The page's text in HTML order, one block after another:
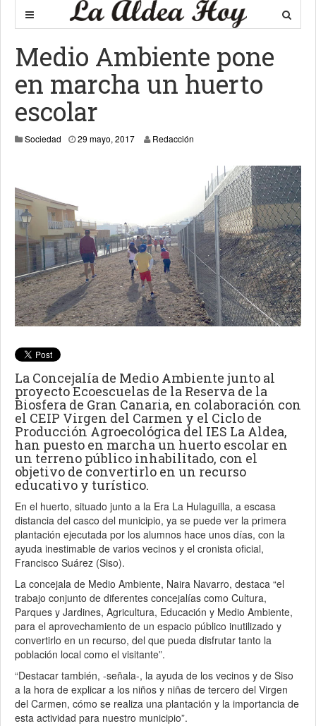
Medio Ambiente pone
en marcha un huerto
escolar
Sociedad 29 mayo, 2017 Redacción
La Concejalía de Medio Ambiente junto al
proyecto Ecoescuelas de la Reserva de la
Biosfera de Gran Canaria, en colaboración con
el CEIP Virgen del Carmen y el Ciclo de
Producción Agroecológica del IES La Aldea,
han puesto en marcha un huerto escolar en
un terreno público inhabilitado, con el
objetivo de convertirlo en un recurso
educativo y turístico.
En el huerto, situado junto a la Era La Hulaguilla, a escasa
distancia del casco del municipio, ya se puede ver la primera
plantación ejecutada por los alumnos hace unos días, con la
ayuda inestimable de varios vecinos y el cronista oficial,
Francisco Suárez (Siso).
La concejala de Medio Ambiente, Naira Navarro, destaca “el
trabajo conjunto de diferentes concejalías como Cultura,
Parques y Jardines, Agricultura, Educación y Medio Ambiente,
para el aprovechamiento de un espacio público inutilizado y
convertirlo en un recurso, del que pueda disfrutar tanto la
población local como el visitante”.
“Destacar también, -señala-, la ayuda de los vecinos y de Siso
a la hora de explicar a los niños y niñas de tercero del Virgen
del Carmen, cómo se realiza una plantación y la importancia de
esta actividad para nuestro municipio”.